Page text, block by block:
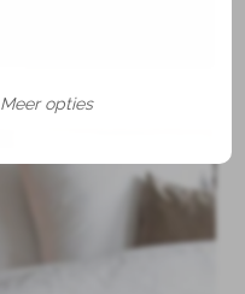
Meer opties